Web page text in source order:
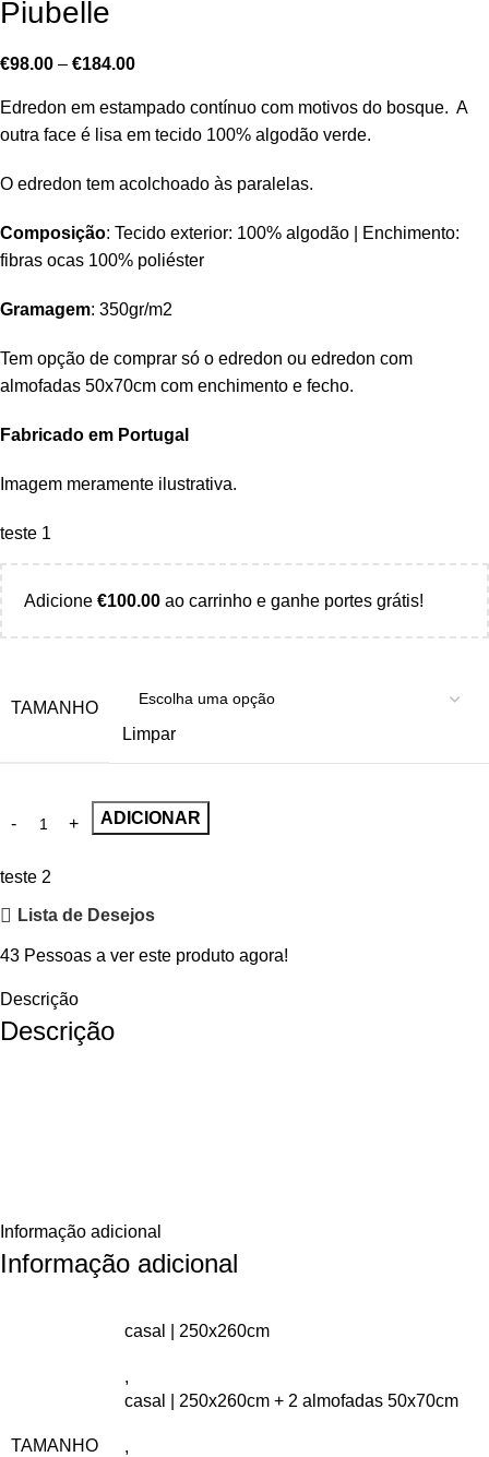
Piubelle
€98.00 – €184.00
Edredon em estampado contínuo com motivos do bosque. A
outra face é lisa em tecido 100% algodão verde.
O edredon tem acolchoado às paralelas.
Composição: Tecido exterior: 100% algodão | Enchimento:
fibras ocas 100% poliéster
Gramagem: 350gr/m2
Tem opção de comprar só o edredon ou edredon com
almofadas 50x70cm com enchimento e fecho.
Fabricado em Portugal
Imagem meramente ilustrativa.
teste 1
Adicione €100.00 ao carrinho e ganhe portes grátis!
TAMANHO
Limpar
ADICIONAR
teste 2
Lista de Desejos
43 Pessoas a ver este produto agora!
Descrição
Descrição
Informação adicional
Informação adicional
TAMANHO
casal | 250x260cm
,
casal | 250x260cm + 2 almofadas 50x70cm
,